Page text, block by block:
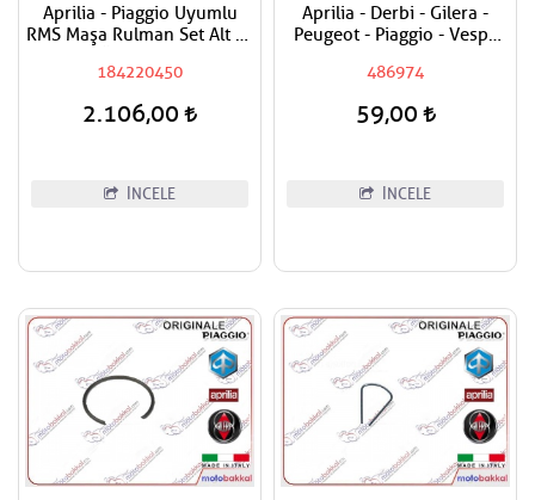
Aprilia - Piaggio Uyumlu
RMS Maşa Rulman Set Alt ve
184220450
2.106,00
İNCELE
Aprilia - Derbi - Gilera -
Peugeot - Piaggio - Vespa
486974
59,00
İNCELE